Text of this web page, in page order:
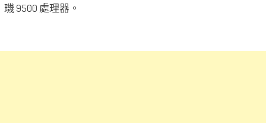
璣 9500 處理器。